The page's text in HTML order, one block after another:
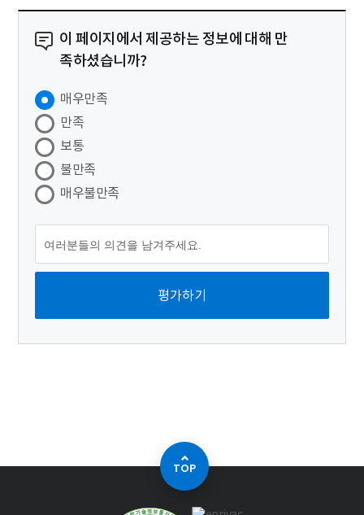
이 페이지에서 제공하는 정보에 대해 만
족하셨습니까?
매우만족
만족
보통
불만족
매우불만족
TOP